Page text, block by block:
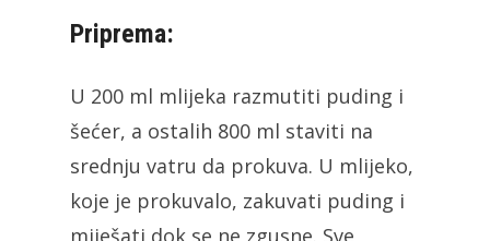
Priprema:
U 200 ml mlijeka razmutiti puding i
šećer, a ostalih 800 ml staviti na
srednju vatru da prokuva. U mlijeko,
koje je prokuvalo, zakuvati puding i
miješati dok se ne zgusne. Sve